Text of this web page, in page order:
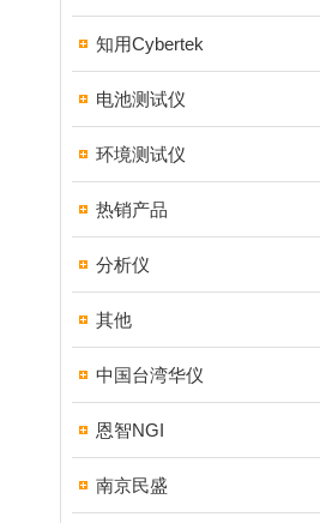
知用Cybertek
电池测试仪
环境测试仪
热销产品
分析仪
其他
中国台湾华仪
恩智NGI
南京民盛